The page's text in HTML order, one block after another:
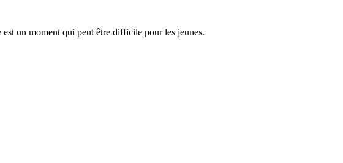
un moment qui peut être difficile pour les jeunes.